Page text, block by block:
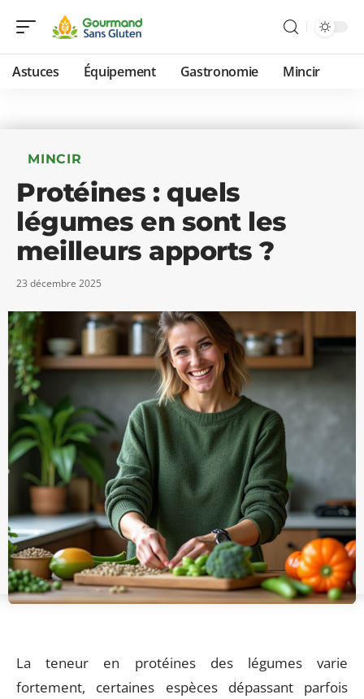
Astuces Équipement Gastronomie Mincir
MINCIR
Protéines : quels
légumes en sont les
meilleurs apports ?
23 décembre 2025
La teneur en protéines des légumes varie
fortement, certaines espèces dépassant parfois